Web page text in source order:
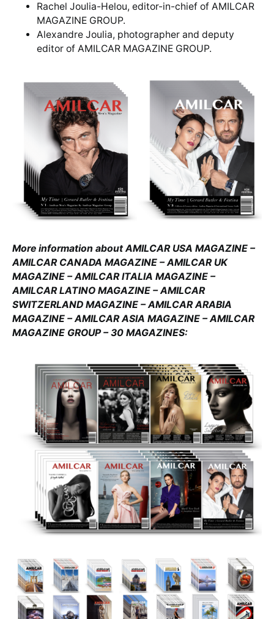
Rachel Joulia-Helou, editor-in-chief of AMILCAR
MAGAZINE GROUP.
Alexandre Joulia, photographer and deputy
editor of AMILCAR MAGAZINE GROUP.
More information about AMILCAR USA MAGAZINE –
AMILCAR CANADA MAGAZINE – AMILCAR UK
MAGAZINE – AMILCAR ITALIA MAGAZINE –
AMILCAR LATINO MAGAZINE – AMILCAR
SWITZERLAND MAGAZINE – AMILCAR ARABIA
MAGAZINE – AMILCAR ASIA MAGAZINE – AMILCAR
MAGAZINE GROUP – 30 MAGAZINES: